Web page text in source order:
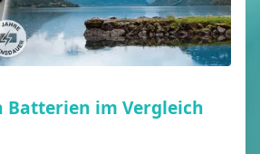
Batterien im Vergleich